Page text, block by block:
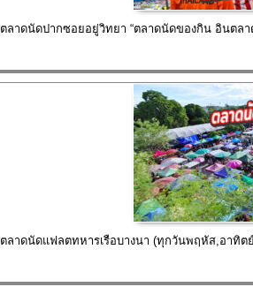
ตลาดนัดปากซอยอยู่วิทยา “ตลาดนัดของกิน อินตลา
ตลาดนัดแฟลตทหารเรือบางนา (ทุกวันพฤหัส,อาทิต